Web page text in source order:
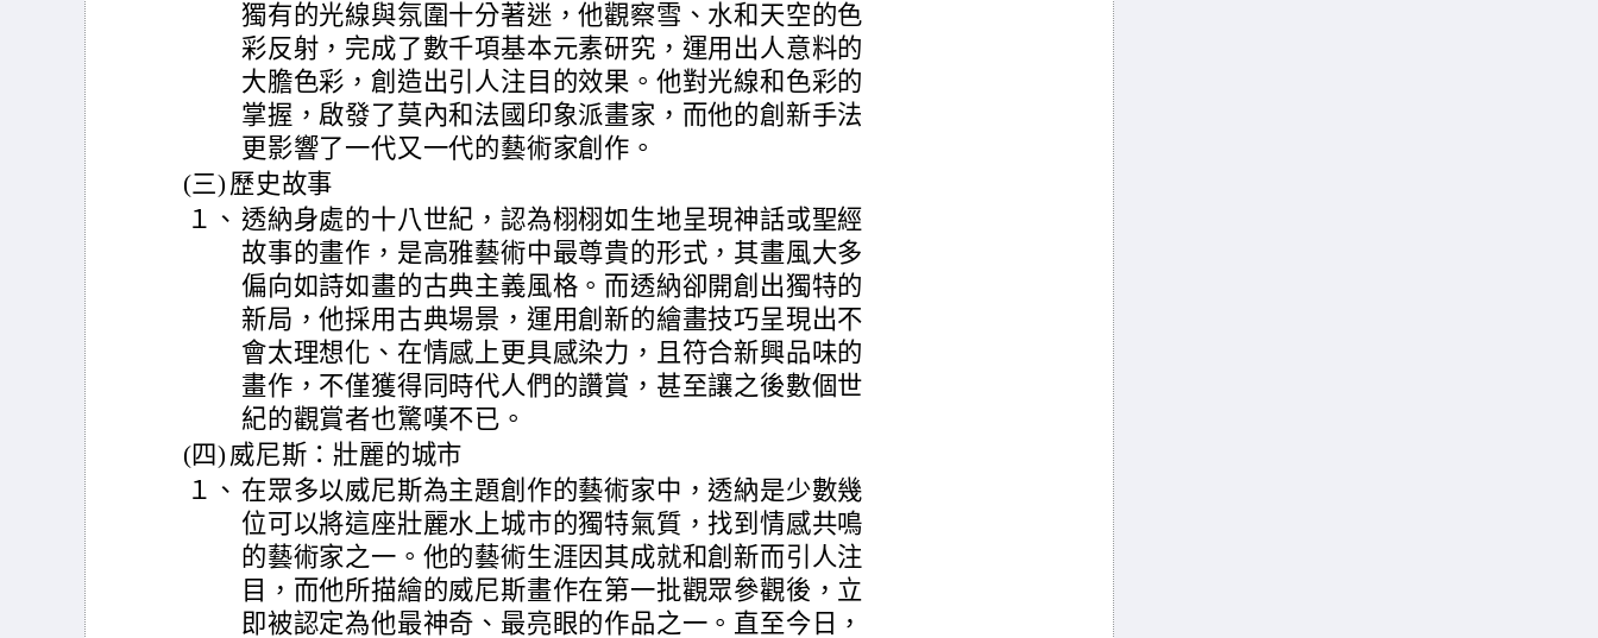
獨有的光線與氛圍十分著迷，他觀察雪、水和天空的色
彩反射，完成了數千項基本元素研究，運用出人意料的
大膽色彩，創造出引人注目的效果。他對光線和色彩的
掌握，啟發了莫內和法國印象派畫家，而他的創新手法
更影響了一代又一代的藝術家創作。
(三) 歷史故事
１、 透納身處的十八世紀，認為栩栩如生地呈現神話或聖經
故事的畫作，是高雅藝術中最尊貴的形式，其畫風大多
偏向如詩如畫的古典主義風格。而透納卻開創出獨特的
新局，他採用古典場景，運用創新的繪畫技巧呈現出不
會太理想化、在情感上更具感染力，且符合新興品味的
畫作，不僅獲得同時代人們的讚賞，甚至讓之後數個世
紀的觀賞者也驚嘆不已。
(四) 威尼斯：壯麗的城市
１、 在眾多以威尼斯為主題創作的藝術家中，透納是少數幾
位可以將這座壯麗水上城市的獨特氣質，找到情感共鳴
的藝術家之一。他的藝術生涯因其成就和創新而引人注
目，而他所描繪的威尼斯畫作在第一批觀眾參觀後，立
即被認定為他最神奇、最亮眼的作品之一。直至今日，